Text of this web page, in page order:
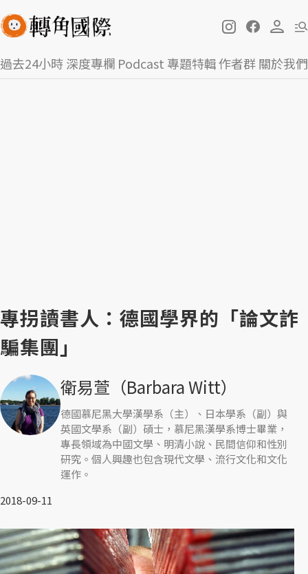
過去24小時深度專欄 Podcast 專題特輯作者群關於我們
專拐讀書人：德國學界的「論文詐
騙集團」
衛易萱（Barbara Witt）
德國慕尼黑大學漢學系（主）、日本學系（副）與
英國文學系（副）碩士，慕尼黑漢學系博士畢業，
專長領域為中國文學、明清小說、民間信仰和性別
研究。個人興趣也包含現代文學、流行文化和文化
運作。
2018-09-11